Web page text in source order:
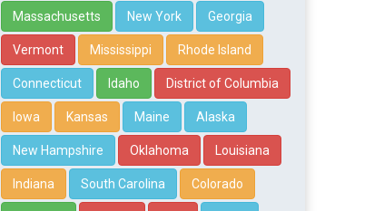
Massachusetts New York Georgia
Vermont Mississippi Rhode Island
Connecticut Idaho District of Columbia
Iowa Kansas Maine Alaska
New Hampshire Oklahoma Louisiana
Indiana South Carolina Colorado